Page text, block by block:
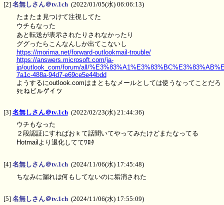
[2] 名無しさん＠tv.1ch (2022/01/05(水) 06:06:13)
たまたま見つけて注視してた
ウチもなった
あと転送が表示されたりされなかったり
ググったらこんなんしか出てこないし
https://morima.net/forward-outlookmail-trouble/
https://answers.microsoft.com/ja-
jp/outlook_com/forum/all/
7a1c-488a-94d7-e69ce5e44bdd
ようするにoutlook.comはまともなメールとしては使うなってことだろ
ﾀﾋねビルゲイツ
[3] 名無しさん＠tv.1ch (2022/02/23(水) 21:44:36)
ウチもなった
２段認証にすればおｋて話聞いてやってみたけどまたなってる
Hotmailより退化しててﾜﾛﾀ
[4] 名無しさん＠tv.1ch (2024/11/06(水) 17:45:48)
ちなみに漏れは何もしてないのに垢消された
[5] 名無しさん＠tv.1ch (2024/11/06(水) 17:55:09)